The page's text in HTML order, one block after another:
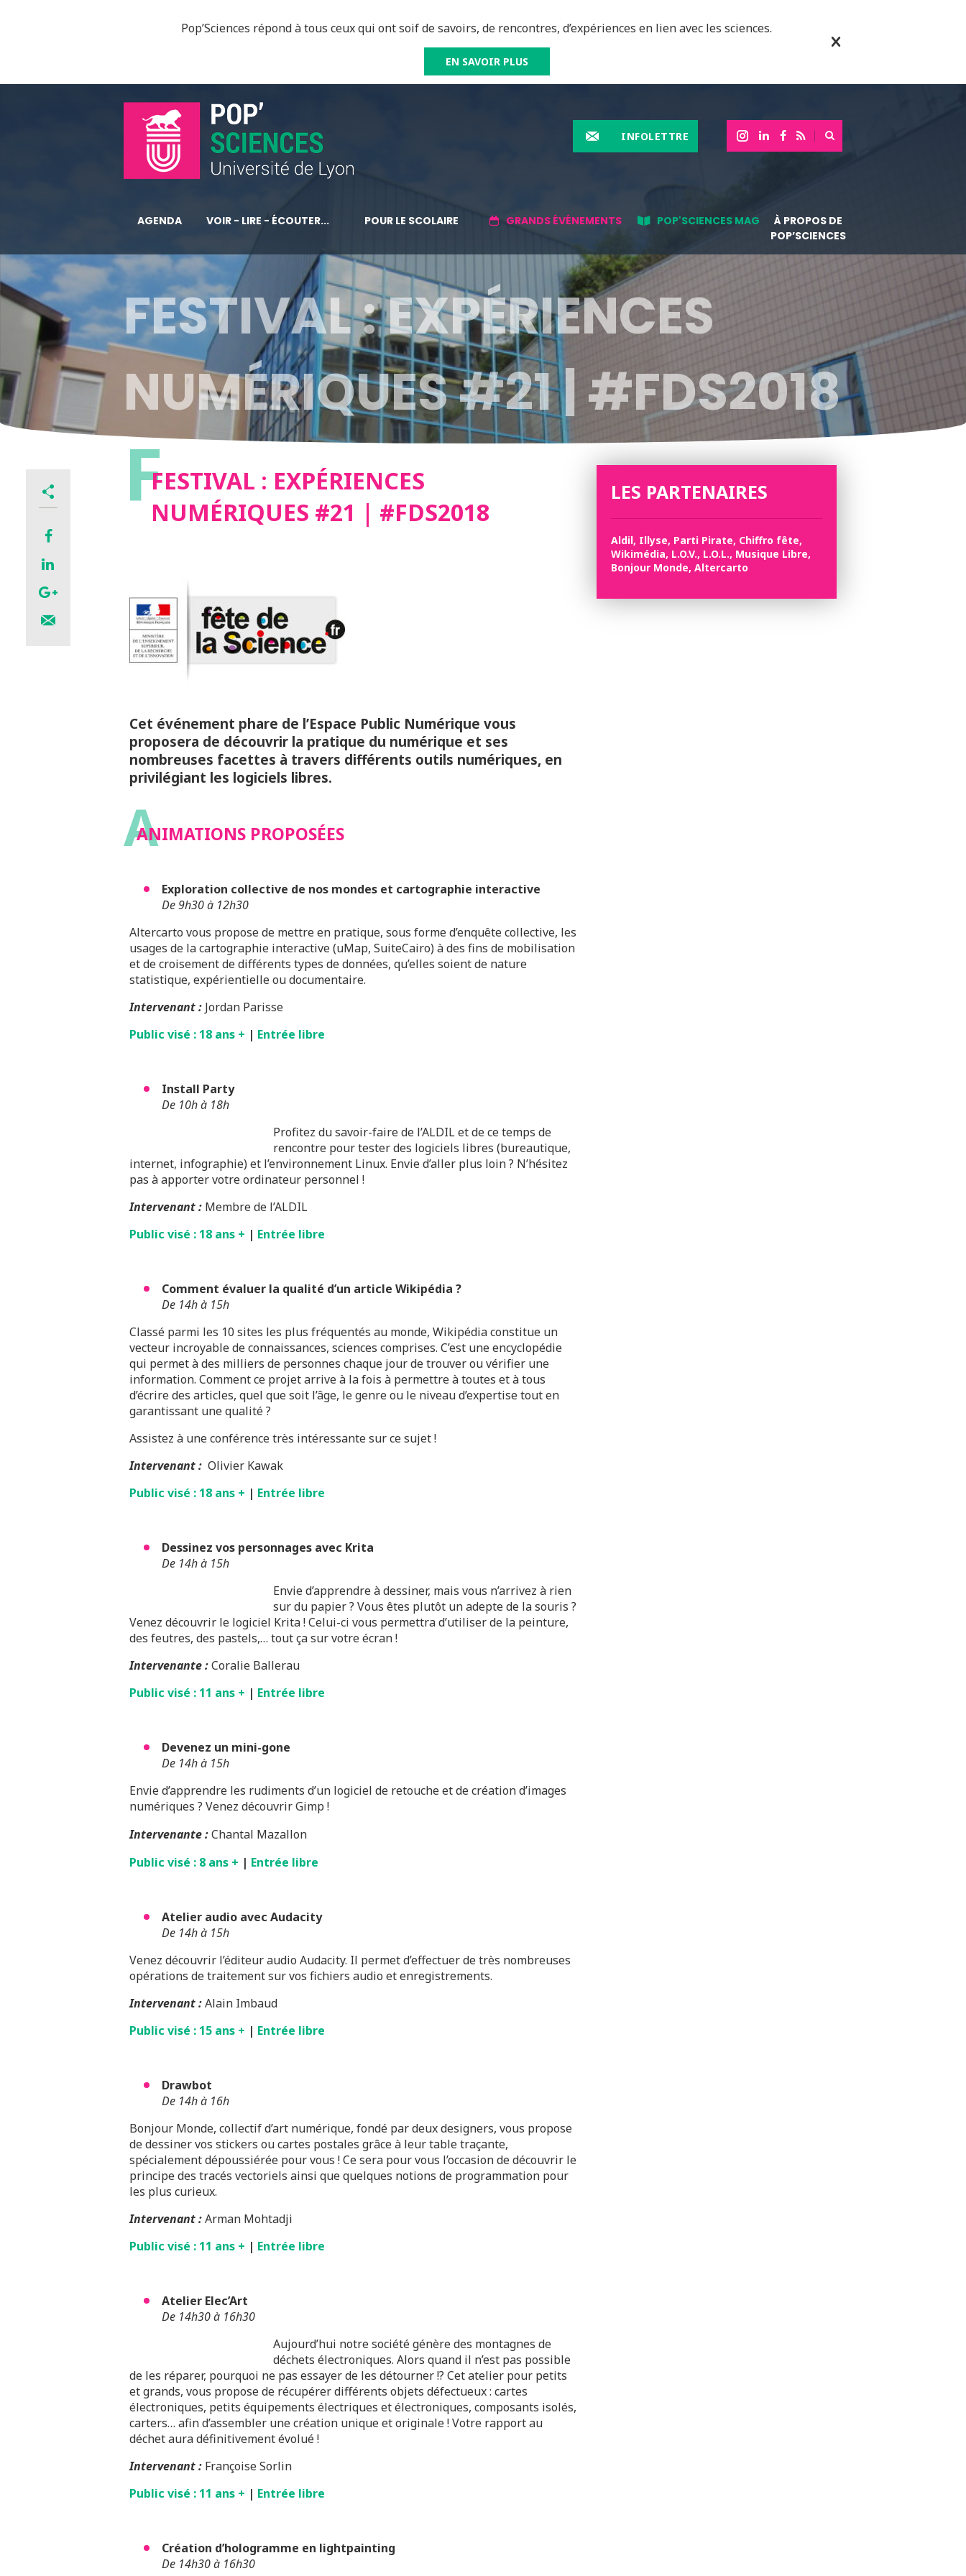
Pop’Sciences répond à tous ceux qui ont soif de savoirs, de rencontres, d’expériences en lien avec les sciences.
EN SAVOIR PLUS
INFOLETTRE
AGENDA VOIR - LIRE - ÉCOUTER... POUR LE SCOLAIRE GRANDS ÉVÉNEMENTS POP'SCIENCES MAG
À PROPOS DE
POP’SCIENCES
FESTIVAL : EXPÉRIENCES
NUMÉRIQUES #21 | #FDS2018
FFESTIVAL : EXPÉRIENCES
NUMÉRIQUES #21 | #FDS2018
Cet événement phare de l’Espace Public Numérique vous
proposera de découvrir la pratique du numérique et ses
nombreuses facettes à travers différents outils numériques, en
privilégiant les logiciels libres.
A
ANIMATIONS PROPOSÉES
Exploration collective de nos mondes et cartographie interactive
De 9h30 à 12h30
Altercarto vous propose de mettre en pratique, sous forme d’enquête collective, les
usages de la cartographie interactive (uMap, SuiteCairo) à des fins de mobilisation
et de croisement de différents types de données, qu’elles soient de nature
statistique, expérientielle ou documentaire.
Intervenant: Jordan Parisse
Public visé : 18 ans + | Entrée libre
Install Party
De 10h à 18h
Profitez du savoir-faire de l’ALDIL et de ce temps de
rencontre pour tester des logiciels libres (bureautique,
internet, infographie) et l’environnement Linux. Envie d’aller plus loin ? N’hésitez
pas à apporter votre ordinateur personnel !
Intervenant : Membre de l’ALDIL
Public visé : 18 ans + | Entrée libre
Comment évaluer la qualité d’un article Wikipédia ?
De 14h à 15h
Classé parmi les 10 sites les plus fréquentés au monde, Wikipédia constitue un
vecteur incroyable de connaissances, sciences comprises. C’est une encyclopédie
qui permet à des milliers de personnes chaque jour de trouver ou vérifier une
information. Comment ce projet arrive à la fois à permettre à toutes et à tous
d’écrire des articles, quel que soit l’âge, le genre ou le niveau d’expertise tout en
garantissant une qualité ?
Assistez à une conférence très intéressante sur ce sujet !
Intervenant: Olivier Kawak
Public visé : 18 ans + | Entrée libre
Dessinez vos personnages avec Krita
De 14h à 15h
Envie d’apprendre à dessiner, mais vous n’arrivez à rien
sur du papier ? Vous êtes plutôt un adepte de la souris ?
Venez découvrir le logiciel Krita ! Celui-ci vous permettra d’utiliser de la peinture,
des feutres, des pastels,… tout ça sur votre écran !
Intervenante :Coralie Ballerau
Public visé : 11 ans + | Entrée libre
Devenez un mini-gone
De 14h à 15h
Envie d’apprendre les rudiments d’un logiciel de retouche et de création d’images
numériques ? Venez découvrir Gimp !
Intervenante:Chantal Mazallon
Public visé : 8 ans + | Entrée libre
Atelier audio avec Audacity
De 14h à 15h
Venez découvrir l’éditeur audio Audacity. Il permet d’effectuer de très nombreuses
opérations de traitement sur vos fichiers audio et enregistrements.
Intervenant:Alain Imbaud
Public visé : 15 ans + | Entrée libre
Drawbot
De 14h à 16h
Bonjour Monde, collectif d’art numérique, fondé par deux designers, vous propose
de dessiner vos stickers ou cartes postales grâce à leur table traçante,
spécialement dépoussiérée pour vous ! Ce sera pour vous l’occasion de découvrir le
principe des tracés vectoriels ainsi que quelques notions de programmation pour
les plus curieux.
Intervenant :Arman Mohtadji
Public visé : 11 ans + | Entrée libre
Atelier Elec’Art
De 14h30 à 16h30
Aujourd’hui notre société génère des montagnes de
déchets électroniques. Alors quand il n’est pas possible
de les réparer, pourquoi ne pas essayer de les détourner !? Cet atelier pour petits
et grands, vous propose de récupérer différents objets défectueux : cartes
électroniques, petits équipements électriques et électroniques, composants isolés,
carters… afin d’assembler une création unique et originale ! Votre rapport au
déchet aura définitivement évolué !
Intervenant : Françoise Sorlin
Public visé : 11 ans + | Entrée libre
Création d’hologramme en lightpainting
De 14h30 à 16h30
LES PARTENAIRES
Aldil, Illyse, Parti Pirate, Chiffro fête,
Wikimédia, L.O.V., L.O.L., Musique Libre,
Bonjour Monde, Altercarto